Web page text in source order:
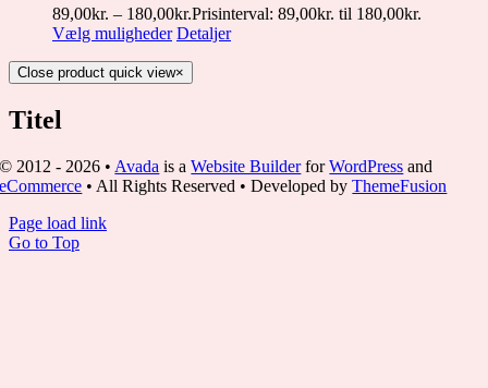
89,00kr. – 180,00kr.Prisinterval: 89,00kr. til 180,00kr.
Vælg muligheder Detaljer
Close product quick view×
Titel
© 2012 - 2026 • Avada is aWebsite BuilderforWordPress and
eCommerce • All Rights Reserved • Developed byThemeFusion
Page load link
Go to Top